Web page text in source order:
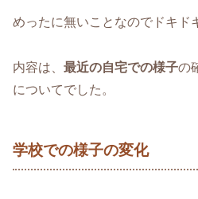
めったに無いことなのでドキド
内容は、 最近の自宅での様子の
についてでした。
学校での様子の変化